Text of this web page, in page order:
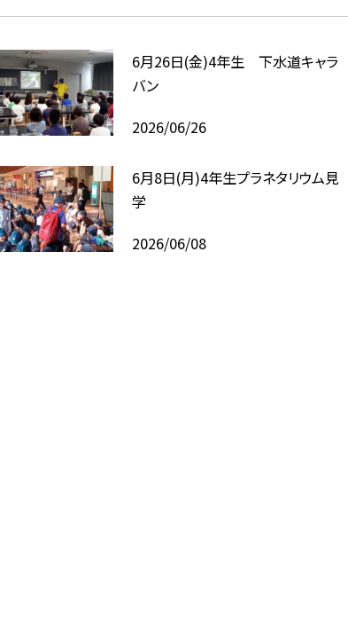
6月26日(金)4年生 下水道キャラ
バン
2026/06/26
6月8日(月)4年生プラネタリウム見
学
2026/06/08